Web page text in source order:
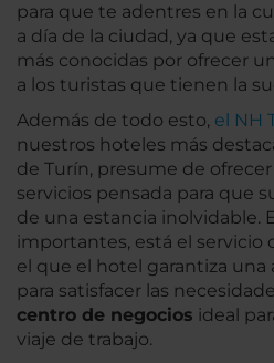
para que te adentres en la
a día de la ciudad, ya que
más conocidas por ofrecer
a los turistas que tienen la
Además de todo esto, el NH
nuestros hoteles más
de Turín, presume de
servicios pensada para que
de una estancia inolvidable.
importantes, está el servicio
el que el hotel garantiza
para satisfacer las
centro de negocios ideal
viaje de trabajo.